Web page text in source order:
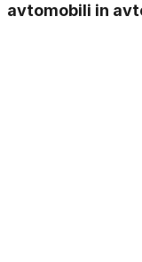
avtomobili in